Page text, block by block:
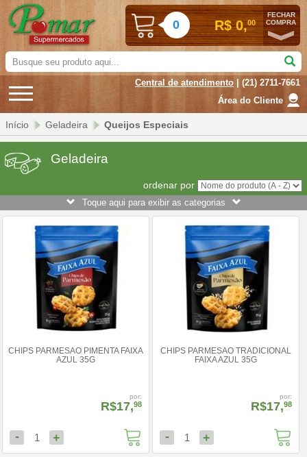
0 R$ 0,00
FECHAR
COMPRA
Busque
seu
produto
aqui...
Central de atendimento | (21) 2711-7661
Área do Cliente
Início Geladeira Queijos Especiais
Geladeira
ordenar por
Toque aqui para exibir as categorias
CHIPS PARMESAO PIMENTA FAIXA
AZUL 35G
por:
R$17,98
- 1 +
CHIPS PARMESAO TRADICIONAL
FAIXA AZUL 35G
por:
R$17,98
- 1 +